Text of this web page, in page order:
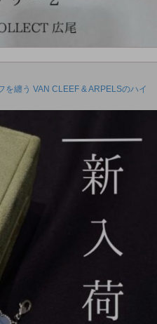
を纏う VAN CLEEF & ARPELSのハイ